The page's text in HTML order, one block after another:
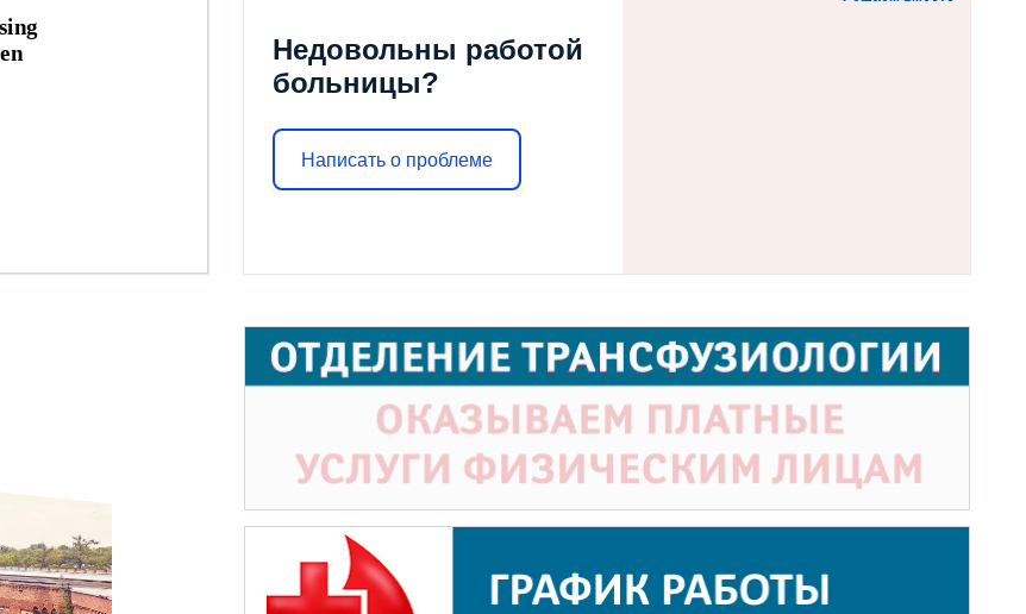
Недовольны работой
больницы?
Написать о проблеме